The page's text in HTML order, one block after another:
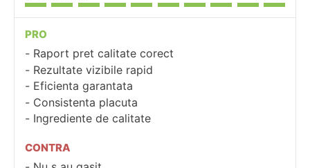
PRO
Raport pret calitate corect
Rezultate vizibile rapid
Eficienta garantata
Consistenta placuta
Ingrediente de calitate
CONTRA